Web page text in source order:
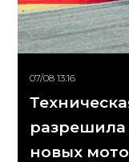
07/08 13:16
разрешила
новых